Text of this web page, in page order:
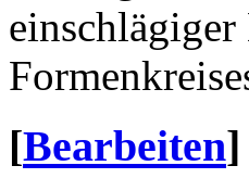
einschlägiger
[Bearbeiten]